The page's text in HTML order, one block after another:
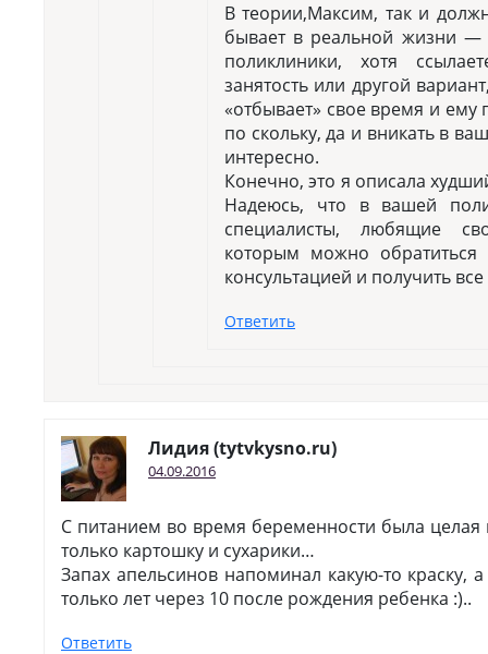
В теории,Максим, так и
бывает в реальной жизни —
поликлиники, хотя
занятость или другой
«отбывает» свое время и ему
по скольку, да и вникать в
интересно.
Конечно, это я описала
Надеюсь, что в вашей
специалисты, любящие
которым можно
консультацией и получить
Ответить
Лидия (tytvkysno.ru)
04.09.2016
С питанием во время беременности была
только картошку и сухарики…
Запах апельсинов напоминал какую-то краску,
только лет через 10 после рождения ребенка :)..
Ответить